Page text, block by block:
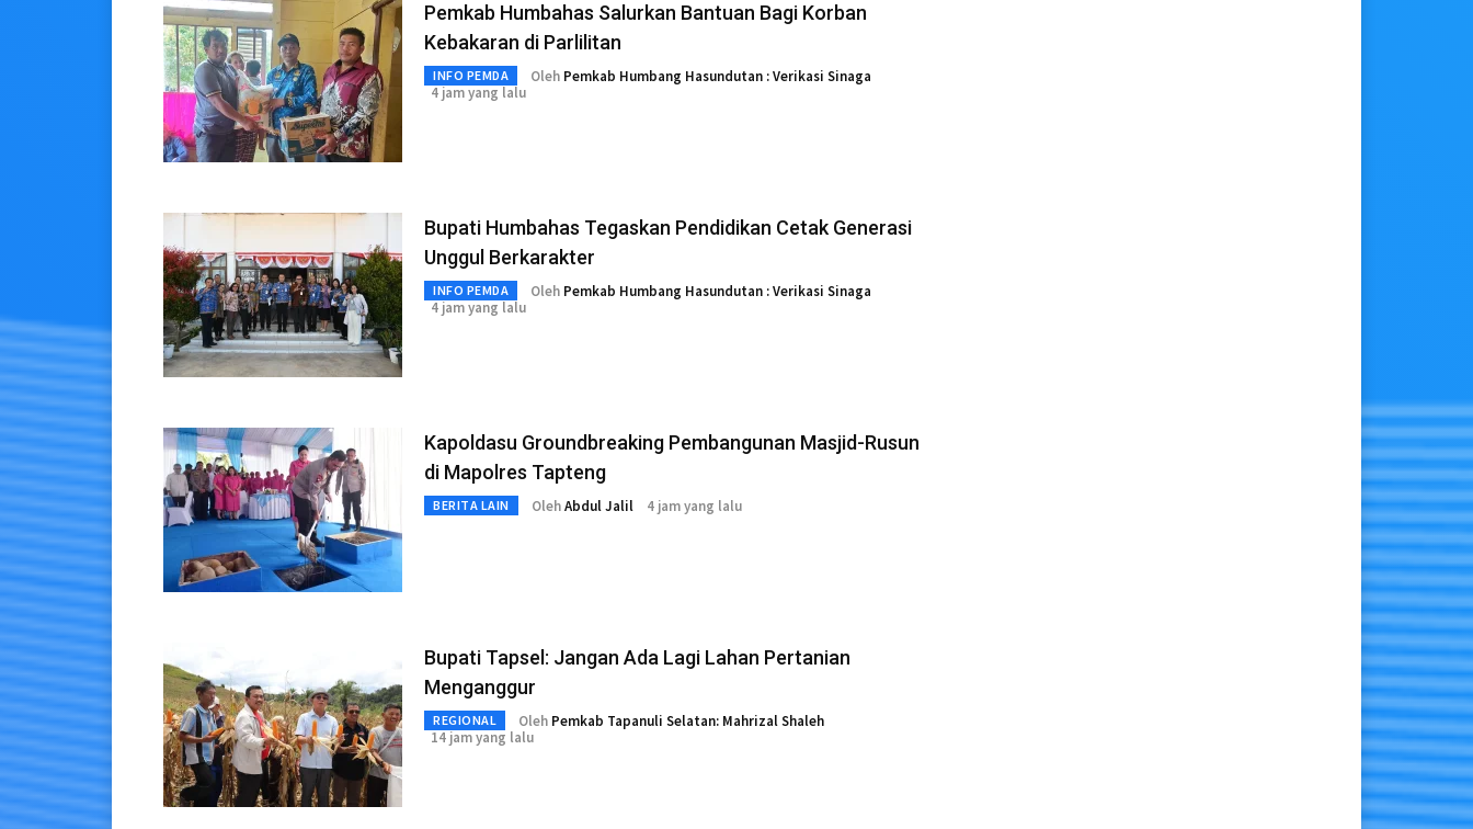
Pemkab Humbahas Salurkan Bantuan Bagi Korban
Kebakaran di Parlilitan
INFO PEMDA Oleh Pemkab Humbang Hasundutan : Verikasi Sinaga
4 jam yang lalu
Bupati Humbahas Tegaskan Pendidikan Cetak Generasi
Unggul Berkarakter
INFO PEMDA Oleh Pemkab Humbang Hasundutan : Verikasi Sinaga
4 jam yang lalu
Kapoldasu Groundbreaking Pembangunan Masjid-Rusun
di Mapolres Tapteng
BERITA LAIN OlehAbdul Jalil 4 jam yang lalu
Bupati Tapsel: Jangan Ada Lagi Lahan Pertanian
Menganggur
REGIONAL Oleh Pemkab Tapanuli Selatan: Mahrizal Shaleh
14 jam yang lalu